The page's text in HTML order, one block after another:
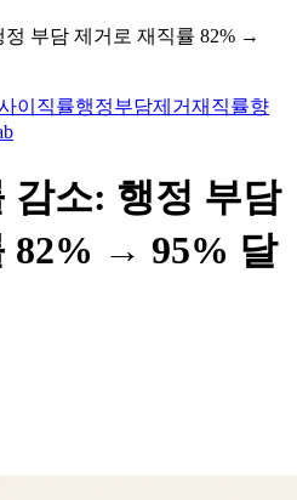
부담 제거로 재직률 82% →
이직률행정부담제거재직률향
감소: 행정 부담
82% → 95% 달